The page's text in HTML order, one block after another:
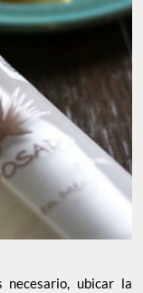
necesario, ubicar la